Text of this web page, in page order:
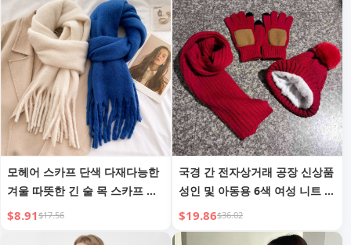
모헤어 스카프 단색 다재다능한
겨울 따뜻한 긴 술 목 스카프 남
성 및 여성 유럽 및 미국 수출 거
$8.91$17.56
국경 간 전자상거래 공장 신상품
성인 및 아동용 6색 여성 니트 모
자, 스카프, 터치스크린 장갑 세
트
$19.86$36.02